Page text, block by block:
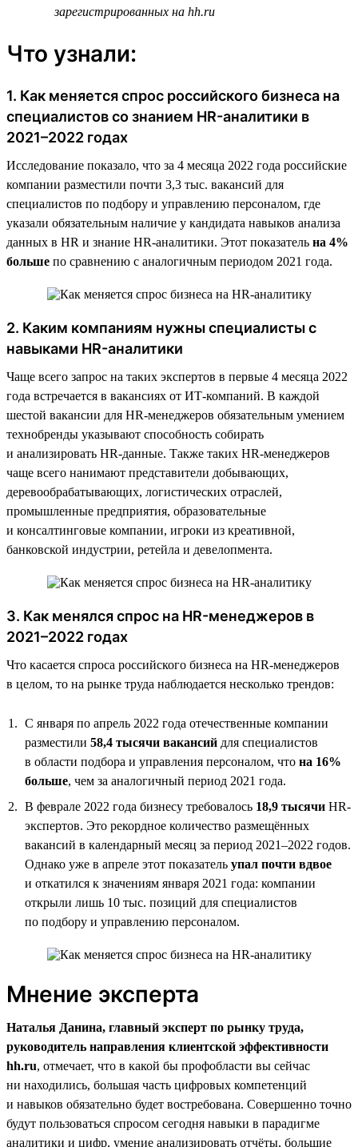
зарегистрированных на hh.ru
Что узнали:
1. Как меняется спрос российского бизнеса на
специалистов со знанием HR-аналитики в
2021–2022 годах
Исследование показало, что за 4 месяца 2022 года российские
компании разместили почти 3,3 тыс. вакансий для
специалистов по подбору и управлению персоналом, где
указали обязательным наличие у кандидата навыков анализа
данных в HR и знание HR-аналитики. Этот показатель на 4%
больше по сравнению с аналогичным периодом 2021 года.
2. Каким компаниям нужны специалисты с
навыками HR-аналитики
Чаще всего запрос на таких экспертов в первые 4 месяца 2022
года встречается в вакансиях от ИТ-компаний. В каждой
шестой вакансии для HR-менеджеров обязательным умением
технобренды указывают способность собирать
и анализировать HR-данные. Также таких HR-менеджеров
чаще всего нанимают представители добывающих,
деревообрабатывающих, логистических отраслей,
промышленные предприятия, образовательные
и консалтинговые компании, игроки из креативной,
банковской индустрии, ретейла и девелопмента.
3. Как менялся спрос на HR-менеджеров в
2021–2022 годах
Что касается спроса российского бизнеса на HR-менеджеров
в целом, то на рынке труда наблюдается несколько трендов:
С января по апрель 2022 года отечественные компании
разместили 58,4 тысячи вакансий для специалистов
в области подбора и управления персоналом, что на 16%
больше, чем за аналогичный период 2021 года.
В феврале 2022 года бизнесу требовалось 18,9 тысячи HR-
экспертов. Это рекордное количество размещённых
вакансий в календарный месяц за период 2021–2022 годов.
Однако уже в апреле этот показатель упал почти вдвое
и откатился к значениям января 2021 года: компании
открыли лишь 10 тыс. позиций для специалистов
по подбору и управлению персоналом.
Мнение эксперта
Наталья Данина, главный эксперт по рынку труда,
руководитель направления клиентской эффективности
hh.ru, отмечает, что в какой бы профобласти вы сейчас
ни находились, большая часть цифровых компетенций
и навыков обязательно будет востребована. Совершенно точно
будут пользоваться спросом сегодня навыки в парадигме
аналитики и цифр, умение анализировать отчёты, большие